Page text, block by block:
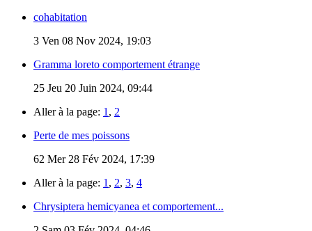
cohabitation
3 Ven 08 Nov 2024, 19:03
Gramma loreto comportement étrange
25 Jeu 20 Juin 2024, 09:44
Aller à la page: 1 , 2
Perte de mes poissons
62 Mer 28 Fév 2024, 17:39
Aller à la page: 1 , 2, 3, 4
Chrysiptera hemicyanea et comportement...